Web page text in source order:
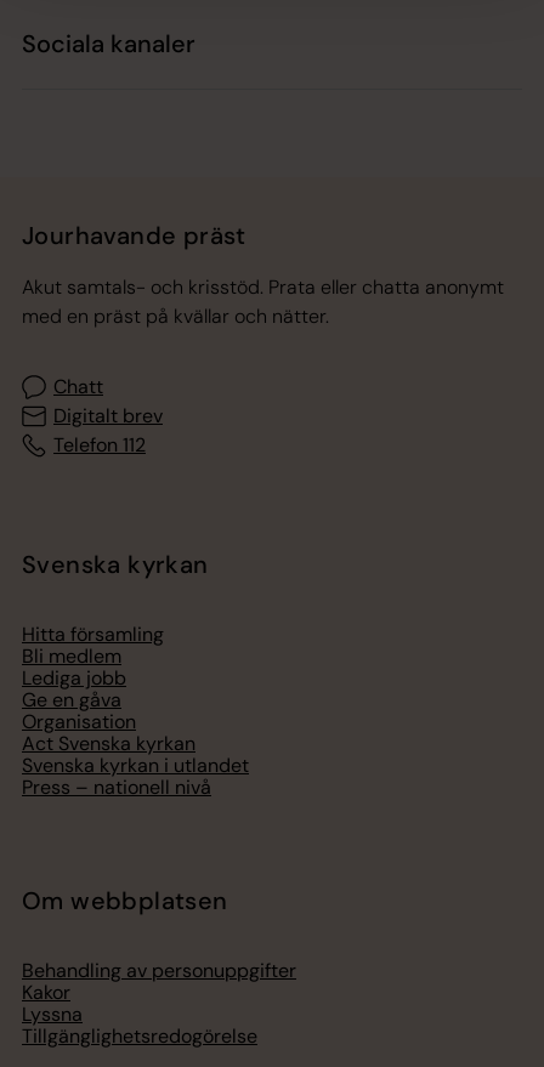
Sociala kanaler
Jourhavande präst
Akut samtals- och krisstöd. Prata eller chatta anonymt
med en präst på kvällar och nätter.
Chatt
Digitalt brev
Telefon 112
Svenska kyrkan
Hitta församling
Bli medlem
Lediga jobb
Ge en gåva
Organisation
Act Svenska kyrkan
Svenska kyrkan i utlandet
Press – nationell nivå
Om webbplatsen
Behandling av personuppgifter
Kakor
Lyssna
Tillgänglighetsredogörelse